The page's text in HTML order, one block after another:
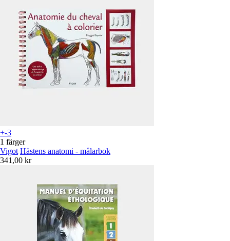
+-3
1 färger
Vigot Hästens anatomi - målarbok
341,00 kr